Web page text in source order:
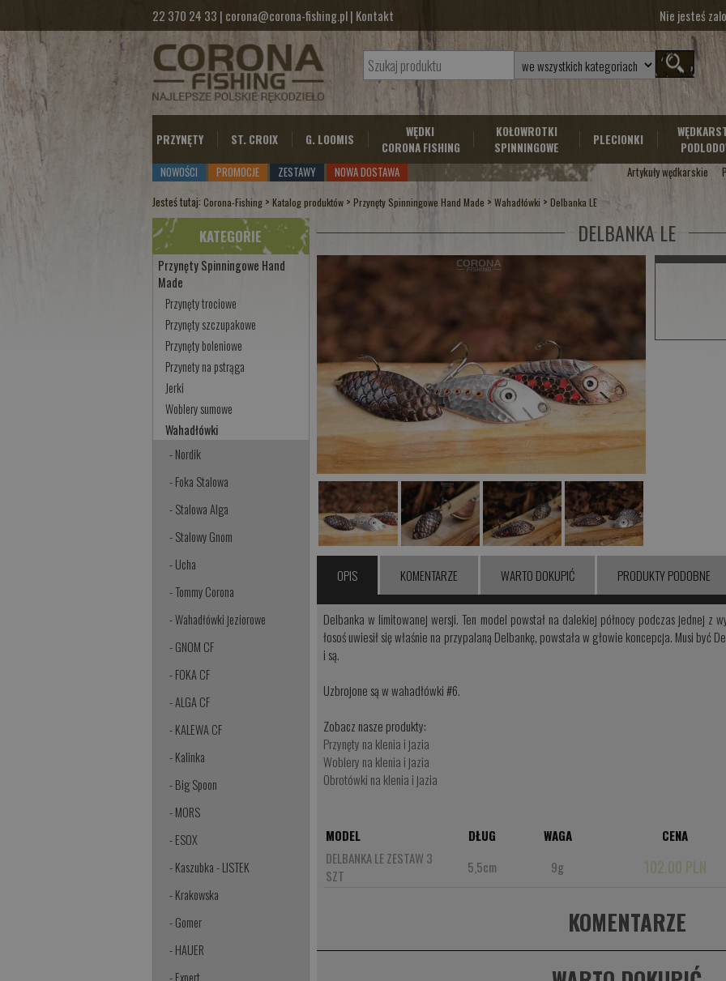
22 370 24 33 | corona@corona-fishing.pl| Kontakt Nie jesteś
PRZYNĘTY ST. CROIX G. LOOMIS
WĘDKI
CORONA FISHING
KOŁOWROTKI
SPINNINGOWE
PLECIONKI
NOWOŚCI
PROMOCJE ZESTAWY NOWA DOSTAWA Artykuły wędkarskie
Jesteś tutaj: Corona-Fishing >Katalog produktów >Przynęty Spinningowe Hand Made >Wahadłówki >Delbanka LE
KATEGORIE
Przynęty Spinningowe Hand
Made
Przynęty trociowe
Przynęty szczupakowe
Przynęty boleniowe
Przynety na pstrąga
Jerki
Woblery sumowe
Wahadłówki
- Nordik
- Foka Stalowa
- Stalowa Alga
- Stalowy Gnom
- Ucha
- Tommy Corona
- Wahadłówki jeziorowe
- GNOM CF
- FOKA CF
- ALGA CF
- KALEWA CF
- Kalinka
- Big Spoon
- MORS
- ESOX
- Kaszubka - LISTEK
- Krakowska
- Gomer
- HAUER
- Expert
DELBANKA LE
OPIS KOMENTARZE WARTO DOKUPIĆ PRODUKTY PODOBNE
Delbanka w limitowanej wersji. Ten model powstał na dalekiej północy podczas jednej z
łosoś uwiesił się właśnie na przypalaną Delbankę, powstała w głowie koncepcja. Musi być
i są.
Uzbrojone są w wahadłówki #6.
Zobacz nasze produkty:
Przynęty na klenia i jazia
Woblery na klenia i jazia
Obrotówki na klenia i jazia
MODEL DŁUG WAGA
CENA
DELBANKA LE ZESTAW 3
SZT
5,5cm 9g 102.00 PLN
KOMENTARZE